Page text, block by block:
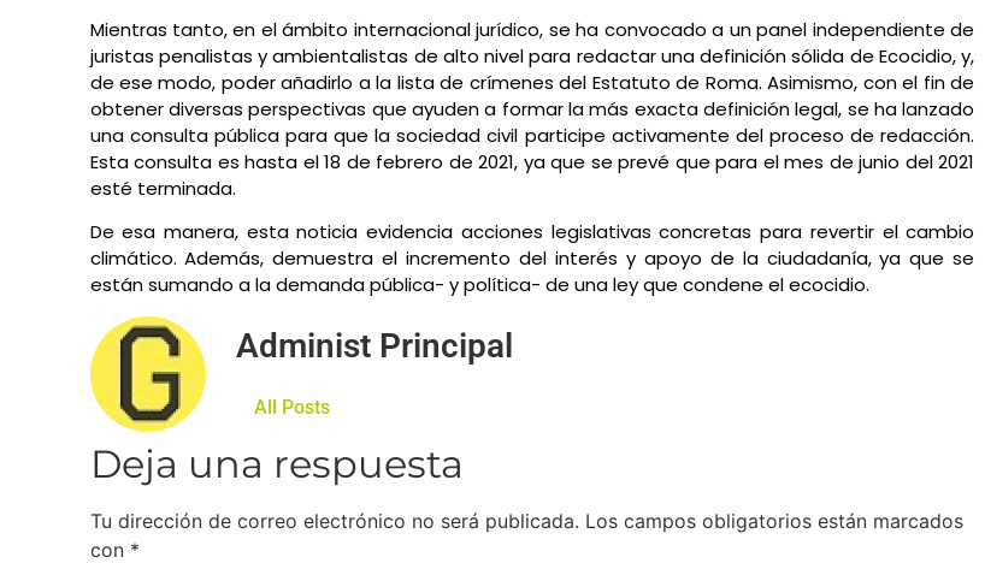
Mientras tanto, en el ámbito internacional jurídico, se ha convocado a un panel independiente de
juristas penalistas y ambientalistas de alto nivel para redactar una definición sólida de Ecocidio, y,
de ese modo, poder añadirlo a la lista de crímenes del Estatuto de Roma. Asimismo, con el fin de
obtener diversas perspectivas que ayuden a formar la más exacta definición legal, se ha lanzado
una consulta pública para que la sociedad civil participe activamente del proceso de redacción.
Esta consulta es hasta el 18 de febrero de 2021, ya que se prevé que para el mes de junio del 2021
esté terminada.
De esa manera, esta noticia evidencia acciones legislativas concretas para revertir el cambio
climático. Además, demuestra el incremento del interés y apoyo de la ciudadanía, ya que se
están sumando a la demanda pública- y política- de una ley que condene el ecocidio.
Administ Principal
All Posts
Deja una respuesta
Tu dirección de correo electrónico no será publicada. Los campos obligatorios están marcados
con *